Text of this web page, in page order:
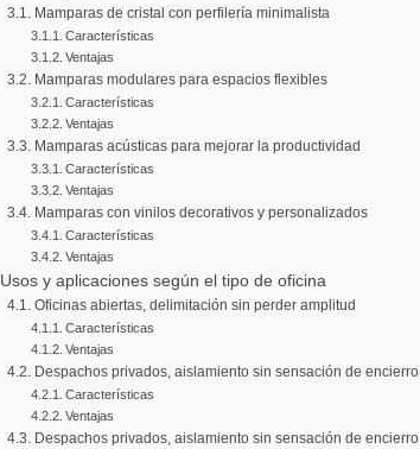
Mamparas de cristal con perfilería minimalista
Características
Ventajas
Mamparas modulares para espacios flexibles
Características
Ventajas
Mamparas acústicas para mejorar la productividad
Características
Ventajas
Mamparas con vinilos decorativos y personalizados
Características
Ventajas
Usos y aplicaciones según el tipo de oficina
Oficinas abiertas, delimitación sin perder amplitud
Características
Ventajas
Despachos privados, aislamiento sin sensación de encierro
Características
Ventajas
Despachos privados, aislamiento sin sensación de encierro